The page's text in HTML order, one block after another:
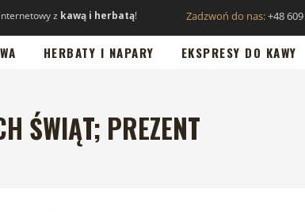
z kawą i herbatą! Zadzwoń do nas:+48
HERBATY I NAPARY EKSPRESY DO KAWY
ŚWIĄT; PREZENT